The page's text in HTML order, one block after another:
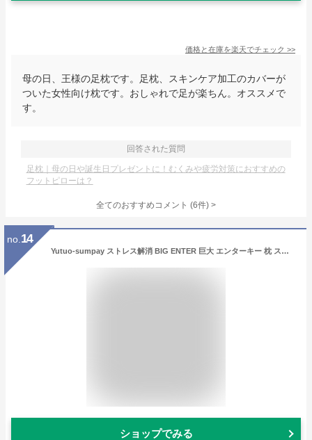
価格と在庫を楽天でチェック >>
母の日、王様の足枕です。足枕、スキンケア加工のカバーが
ついた女性向け枕です。おしゃれで足が楽ちん。オススメで
す。
回答された質問
足枕｜母の日や誕生日プレゼントに！むくみや疲労対策におすすめの
フットピローは？
全てのおすすめコメント (6件) >
no. 14
Yutuo-sumpay ストレス解消 BIG ENTER 巨大 エンターキー 枕 ストレス緩和 癒し enterボタン パソコン PC BIG リターンキーボタン 約1700倍 USB おもしろグッズ ッション 贈り物 デカい枕 抱き枕 ストレス発散 誕生日プレゼント
ショップでみる